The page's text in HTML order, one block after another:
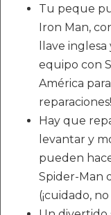
Tu peque
Iron Man,
llave
equipo con
América
reparaciones!
Hay que
levantar y
pueden
Spider-Man
(¡cuidado,